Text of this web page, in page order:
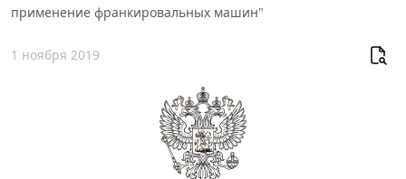
применение франкировальных машин"
1 ноября 2019